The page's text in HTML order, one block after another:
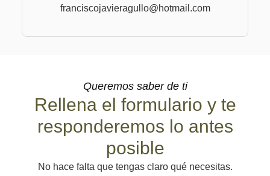
franciscojavieragullo@hotmail.com
Queremos saber de ti
Rellena el formulario y te
responderemos lo antes
posible
No hace falta que tengas claro qué necesitas.